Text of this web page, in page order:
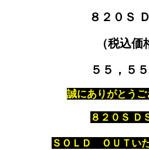
８２０Ｓ
（税込価
５５，５
誠にありがとうご
８２０Ｓ Ｄ
ＳＯＬＤ ＯＵＴい